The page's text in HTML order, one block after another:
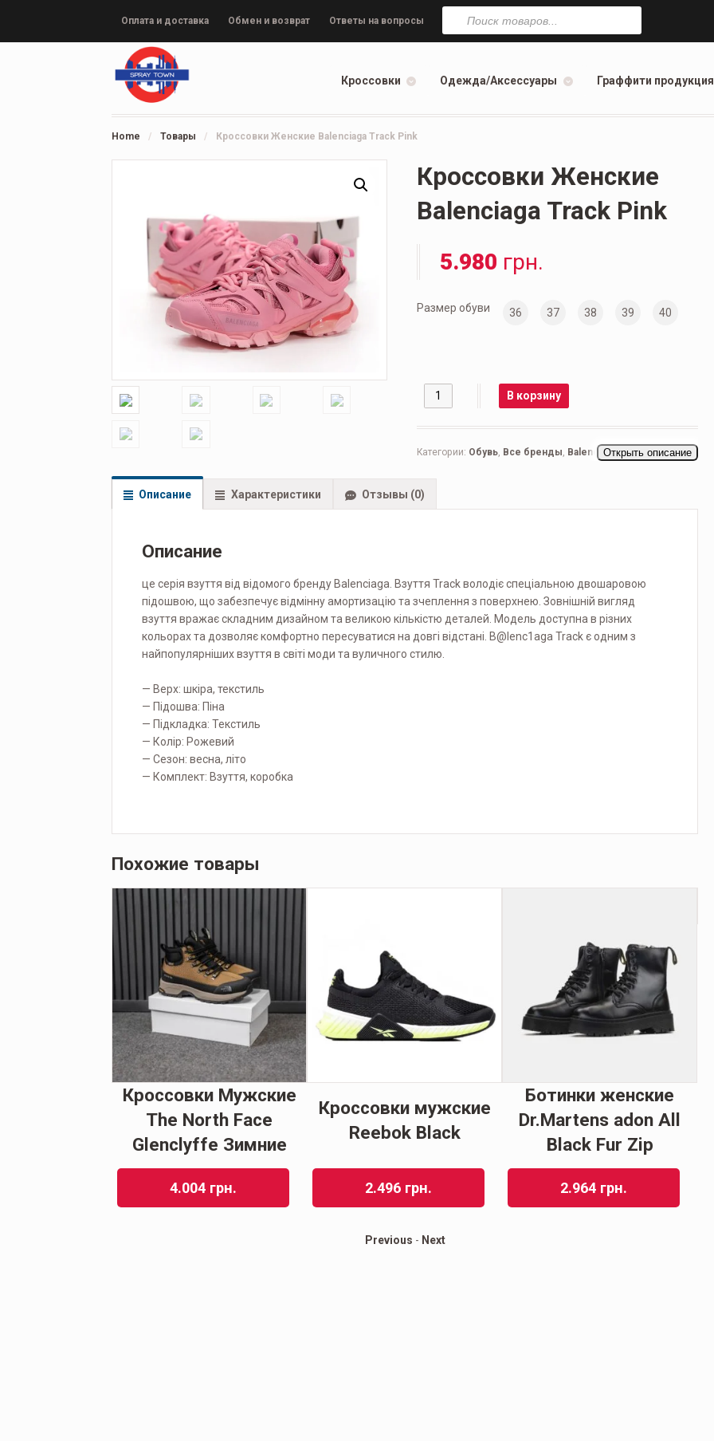
Оплата и доставка Обмен и возврат Ответы на вопросы
Поиск
товаров
Кроссовки Одежда/Аксессуары Граффити продукция
Home / Товары / Кроссовки Женские Balenciaga Track Pink
Кроссовки Женские
Balenciaga Track Pink
5.980 грн.
Размер обуви 36 37 38 39 40
Количество В корзину
Категории: Обувь, Все бренды Balenciaga,Мужская обувь ,
мужские
Открыть описание
Описание Характеристики Отзывы (0)
Описание
це серія взуття від відомого бренду Balenciaga. Взуття Track володіє спеціальною двошаровою
підошвою, що забезпечує відмінну амортизацію та зчеплення з поверхнею. Зовнішній вигляд
взуття вражає складним дизайном та великою кількістю деталей. Модель доступна в різних
кольорах та дозволяє комфортно пересуватися на довгі відстані. B@lenc1aga Track є одним з
найпопулярніших взуття в світі моди та вуличного стилю.
— Верх: шкіра, текстиль
— Підошва: Піна
— Підкладка: Текстиль
— Колір: Рожевий
— Сезон: весна, літо
— Комплект: Взуття, коробка
Похожие товары
Кроссовки Мужские
The North Face
Glenclyffe Зимние
4.004 грн.
Кроссовки мужские
Reebok Black
2.496 грн.
Ботинки женские
Dr.Martens adon All
Black Fur Zip
2.964 грн.
Previous - Next